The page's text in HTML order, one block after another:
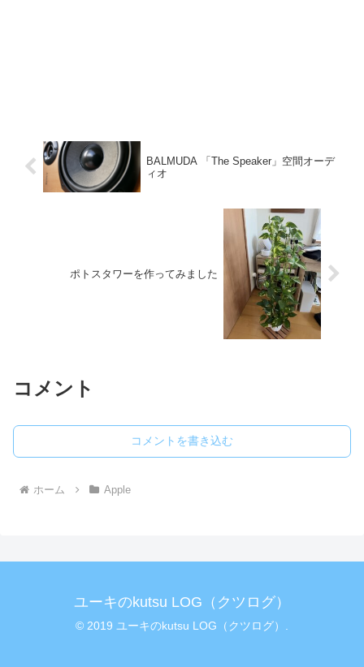
BALMUDA 「The Speaker」空間オーデ
ィオ
ポトスタワーを作ってみました
コメント
コメントを書き込む
ホーム Apple
ユーキのkutsu LOG（クツログ）
© 2019 ユーキのkutsu LOG（クツログ）.